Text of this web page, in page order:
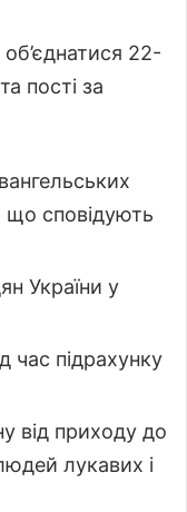
22-
пості за
що сповідують
України у
час підрахунку
від приходу до
лукавих і